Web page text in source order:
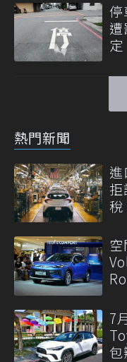
停
定
熱門新聞
7